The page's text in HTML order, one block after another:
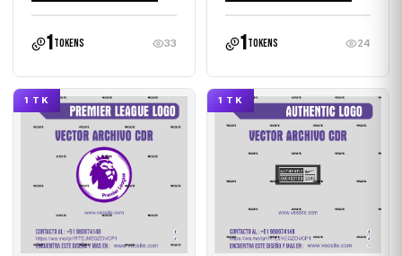
1tokens 33 1tokens 24
1 TK 1 TK